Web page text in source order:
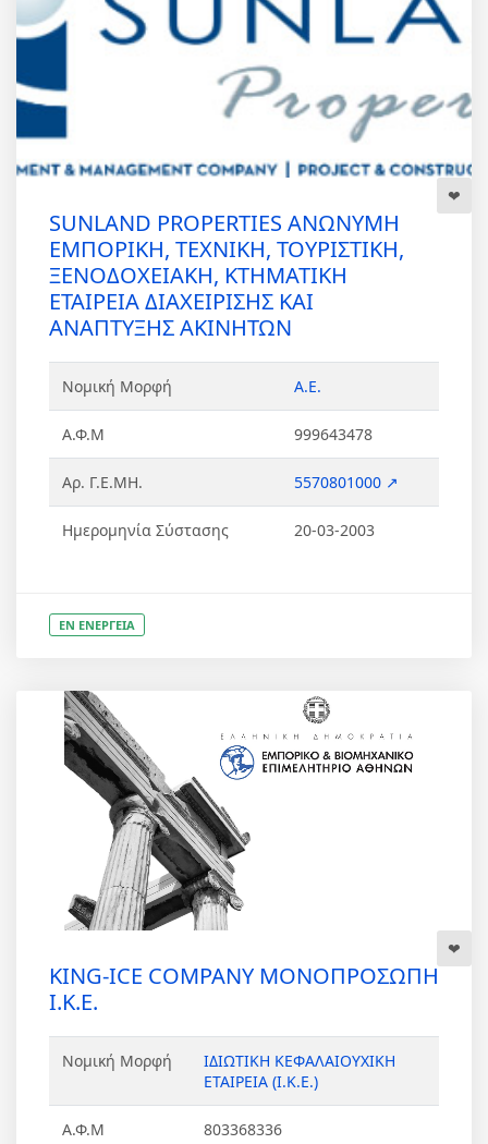
SUNLAND PROPERTIES ΑΝΩΝΥΜΗ
ΕΜΠΟΡΙΚΗ, ΤΕΧΝΙΚΗ, ΤΟΥΡΙΣΤΙΚΗ,
ΞΕΝΟΔΟΧΕΙΑΚΗ, ΚΤΗΜΑΤΙΚΗ
ΕΤΑΙΡΕΙΑ ΔΙΑΧΕΙΡΙΣΗΣ ΚΑΙ
ΑΝΑΠΤΥΞΗΣ ΑΚΙΝΗΤΩΝ
Νομική Μορφή Α.Ε.
Α.Φ.Μ 999643478
Αρ. Γ.Ε.ΜΗ. 5570801000 ↗
Ημερομηνία Σύστασης 20-03-2003
ΕΝ ΕΝΕΡΓΕΙΑ
KING-ICE COMPANY ΜΟΝΟΠΡΟΣΩΠΗ
Ι.Κ.Ε.
Νομική Μορφή
ΙΔΙΩΤΙΚΗ ΚΕΦΑΛΑΙΟΥΧΙΚΗ
ΕΤΑΙΡΕΙΑ (Ι.Κ.Ε.)
Α.Φ.Μ 803368336